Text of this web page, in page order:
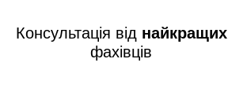
Консультація від найкращих
фахівців